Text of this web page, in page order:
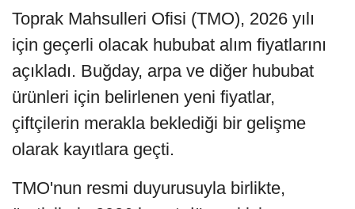
Toprak Mahsulleri Ofisi (TMO), 2026 yılı
için geçerli olacak hububat alım fiyatlarını
açıkladı. Buğday, arpa ve diğer hububat
ürünleri için belirlenen yeni fiyatlar,
çiftçilerin merakla beklediği bir gelişme
olarak kayıtlara geçti.
TMO'nun resmi duyurusuyla birlikte,